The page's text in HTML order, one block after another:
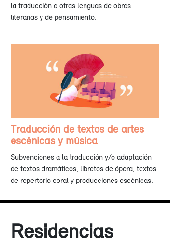
la traducción a otras lenguas de obras
literarias y de pensamiento.
Traducción de textos de artes
escénicas y música
Subvenciones a la traducción y/o adaptación
de textos dramáticos, libretos de ópera, textos
de repertorio coral y producciones escénicas.
Residencias